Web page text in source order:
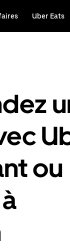
Uber Eats
ou